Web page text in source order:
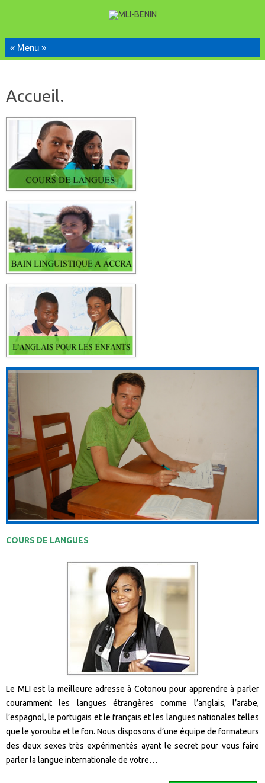
Skip to content
Accueil.
COURS DE LANGUES
Le MLI est la meilleure adresse à Cotonou pour apprendre à parler
couramment les langues étrangères comme l’anglais, l’arabe,
l’espagnol, le portugais et le français et les langues nationales telles
que le yorouba et le fon. Nous disposons d’une équipe de formateurs
des deux sexes très expérimentés ayant le secret pour vous faire
parler la langue internationale de votre…